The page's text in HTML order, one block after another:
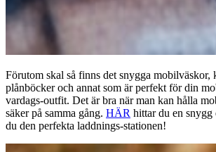
Förutom skal så finns det snygga mobilväskor,
plånböcker och annat som är perfekt för din
vardags-outfit. Det är bra när man kan hålla
säker på samma gång. HÄR hittar du en snygg
du den perfekta laddnings-stationen!